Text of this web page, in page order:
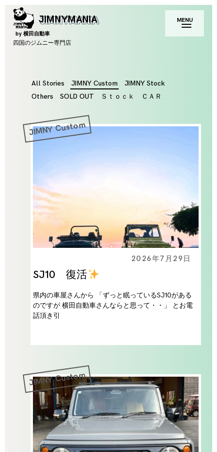
Skip
to
content
JIMNYMANIA
by 横田自動車
四国のジムニー専門店
toggle
open/close
sidebar
MENU
Category
All Stories JIMNY Custom
JIMNY Stock
Others
SOLD OUT Ｓｔｏｃｋ ＣＡＲ
2026年7月29日
SJ10 復活
県内の車屋さんから 「ずっと眠っているSJ10がある
のですが 横田自動車さんならと思って・・」 とお電
話頂き引
JIMNY Custom
JIMNY Custom